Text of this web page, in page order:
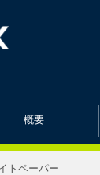
概要
トペーパー